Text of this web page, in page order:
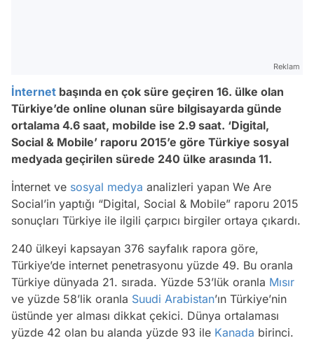
Reklam
İnternet başında en çok süre geçiren 16. ülke olan
Türkiye’de online olunan süre bilgisayarda günde
ortalama 4.6 saat, mobilde ise 2.9 saat. ‘Digital,
Social & Mobile’ raporu 2015’e göre Türkiye sosyal
medyada geçirilen sürede 240 ülke arasında 11.
İnternet ve sosyal medya analizleri yapan We Are
Social’in yaptığı “Digital, Social & Mobile” raporu 2015
sonuçları Türkiye ile ilgili çarpıcı birgiler ortaya çıkardı.
240 ülkeyi kapsayan 376 sayfalık rapora göre,
Türkiye’de internet penetrasyonu yüzde 49. Bu oranla
Türkiye dünyada 21. sırada. Yüzde 53’lük oranla Mısır
ve yüzde 58’lik oranla Suudi Arabistan’ın Türkiye’nin
üstünde yer alması dikkat çekici. Dünya ortalaması
yüzde 42 olan bu alanda yüzde 93 ile Kanada birinci.